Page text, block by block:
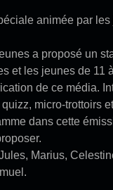
animée par
a proposé un
et les jeunes de 11
de ce média.
micro-trottoirs
dans cette
Marius,